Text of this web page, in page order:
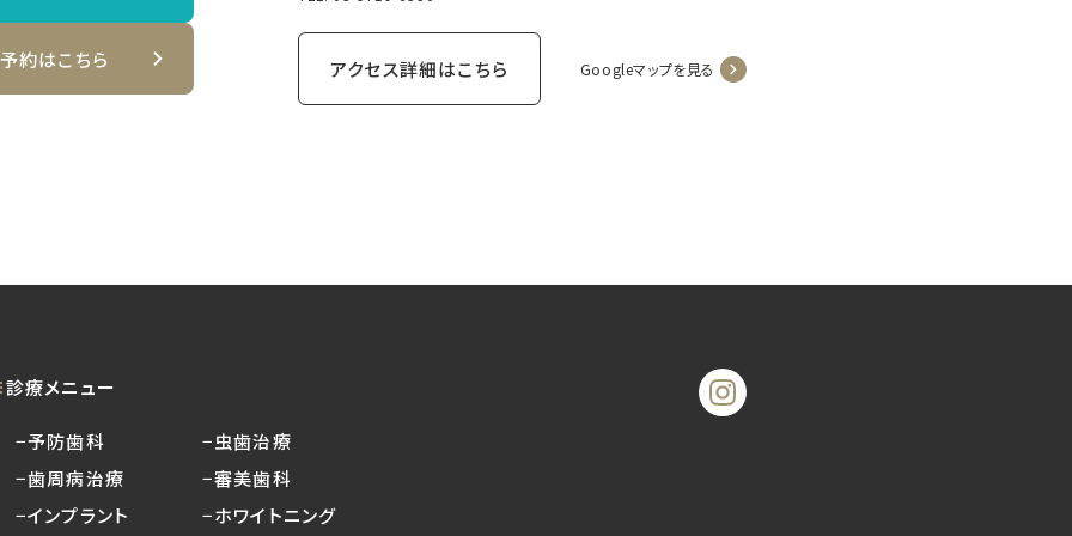
約はこちら アクセス詳細はこちら Googleマップを見る
診療メニュー
−予防歯科
−歯周病治療
−インプラント
−虫歯治療
−審美歯科
−ホワイトニング